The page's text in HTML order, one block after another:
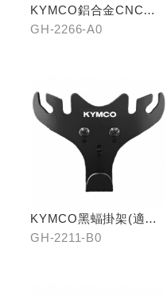
KYMCO鋁合金CNC減
震手機架
GH-2266-A0
KYMCO黑蝠掛架(適用
原車可收折掛
GH-2211-B0